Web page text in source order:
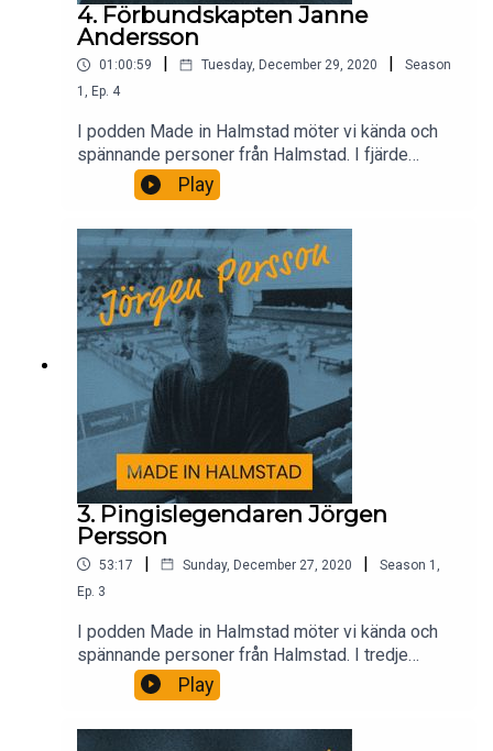
4. Förbundskapten Janne
Andersson
01:00:59 Tuesday, December 29, 2020
Season
1 , Ep. 4
I podden Made in Halmstad möter vi kända och
spännande personer från Halmstad. I fjärde
avsnittet träffar vi förbundskapten Janne
Andersson och pratar HBK-minnen, Halmstad och
framtiden.
Play
3. Pingislegendaren Jörgen
Persson
53:17 | Sunday, December 27, 2020 | Season 1
Ep. 3
I podden Made in Halmstad möter vi kända och
spännande personer från Halmstad. I tredje
avsnittet träffar vi pingislegendaren Jörgen
Persson vars nya mål är att lansera svensk mjölk
Play